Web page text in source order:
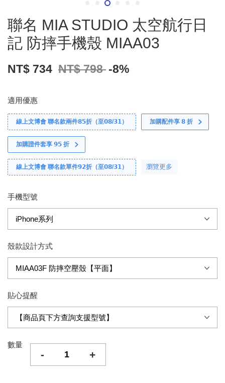
聯名 MIA STUDIO 太空航行日
記 防摔手機殼 MIAA03
NT$ 734 NT$ 798 -8%
適用優惠
線上文博會 聯名款兩件𝟴𝟱折（至𝟬𝟴/𝟯𝟭） 加購配件享 𝟴 折
加購證件套享 𝟵𝟱 折
線上文博會 聯名款單件𝟵𝟮折（至𝟬𝟴/𝟯𝟭） 瀏覽更多
手機型號
殼款設計方式
貼心提醒
數量
- +